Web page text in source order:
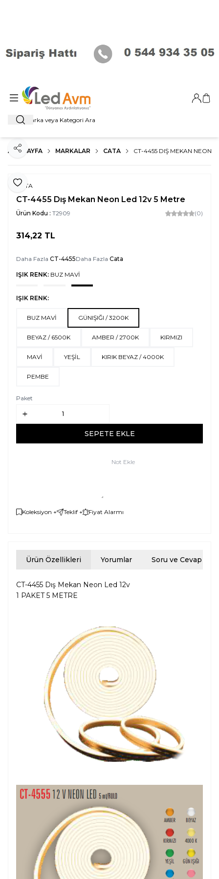
Ara
Giriş
ANA SAYFA MARKALAR CATA CT-4455 DIŞ MEKAN NEON
Favoriye Ekle
Paylaş
CATA
CT-4455 Dış Mekan Neon Led 12v 5 Metre
Ürün Kodu : T2909 (0)
314,22 TL
Daha Fazla CT-4455Daha Fazla Cata
IŞIK RENK: BUZ MAVİ
IŞIK RENK:
BUZ MAVİ GÜNIŞIĞI / 3200K
BEYAZ / 6500K AMBER / 2700K KIRMIZI
MAVİ YEŞİL KIRIK BEYAZ / 4000K
PEMBE
Paket
SEPETE EKLE
Not Ekle
Koleksiyon + Teklif + Fiyat Alarmı
Ürün Özellikleri Yorumlar Soru ve Cevap
CT-4455 Dış Mekan Neon Led 12v
1 PAKET 5 METRE